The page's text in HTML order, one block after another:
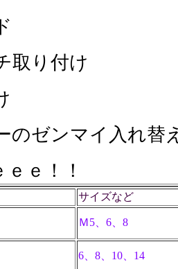
取り付け
のゼンマイ入れ替
ｅ！！
サイズなど
Ｍ5、6、8
6、8、10、14